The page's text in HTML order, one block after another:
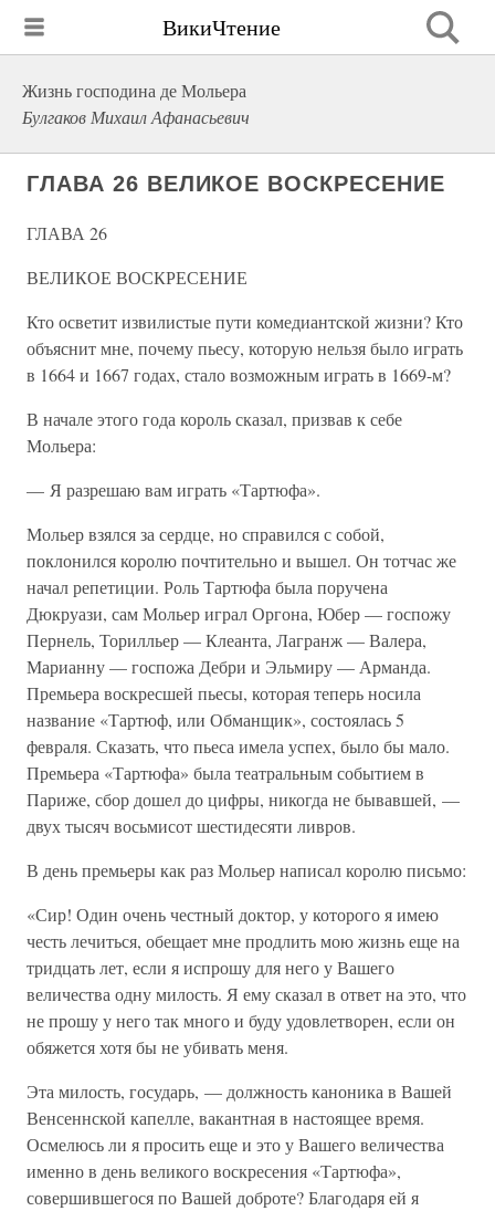
ВикиЧтение
Жизнь господина де Мольера
Булгаков Михаил Афанасьевич
ГЛАВА 26 ВЕЛИКОЕ ВОСКРЕСЕНИЕ
ГЛАВА 26
ВЕЛИКОЕ ВОСКРЕСЕНИЕ
Кто осветит извилистые пути комедиантской жизни? Кто
объяснит мне, почему пьесу, которую нельзя было играть
в 1664 и 1667 годах, стало возможным играть в 1669-м?
В начале этого года король сказал, призвав к себе
Мольера:
— Я разрешаю вам играть «Тартюфа».
Мольер взялся за сердце, но справился с собой,
поклонился королю почтительно и вышел. Он тотчас же
начал репетиции. Роль Тартюфа была поручена
Дюкруази, сам Мольер играл Оргона, Юбер — госпожу
Пернель, Торилльер — Клеанта, Лагранж — Валера,
Марианну — госпожа Дебри и Эльмиру — Арманда.
Премьера воскресшей пьесы, которая теперь носила
название «Тартюф, или Обманщик», состоялась 5
февраля. Сказать, что пьеса имела успех, было бы мало.
Премьера «Тартюфа» была театральным событием в
Париже, сбор дошел до цифры, никогда не бывавшей, —
двух тысяч восьмисот шестидесяти ливров.
В день премьеры как раз Мольер написал королю письмо:
«Сир! Один очень честный доктор, у которого я имею
честь лечиться, обещает мне продлить мою жизнь еще на
тридцать лет, если я испрошу для него у Вашего
величества одну милость. Я ему сказал в ответ на это, что
не прошу у него так много и буду удовлетворен, если он
обяжется хотя бы не убивать меня.
Эта милость, государь, — должность каноника в Вашей
Венсеннской капелле, вакантная в настоящее время.
Осмелюсь ли я просить еще и это у Вашего величества
именно в день великого воскресения «Тартюфа»,
совершившегося по Вашей доброте? Благодаря ей я